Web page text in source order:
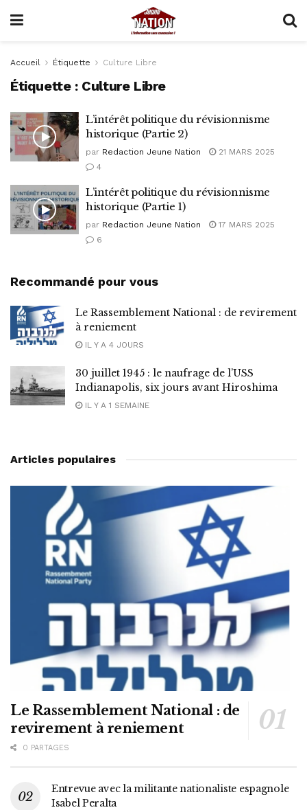
Accueil Étiquette Culture Libre
Étiquette : Culture Libre
L’intérêt politique du révisionnisme
historique (Partie 2)
par Redaction Jeune Nation
21 MARS 2025
4
L’intérêt politique du révisionnisme
historique (Partie 1)
par Redaction Jeune Nation
17 MARS 2025
6
Recommandé pour vous
Le Rassemblement National : de revirement
à reniement
IL Y A 4 JOURS
30 juillet 1945 : le naufrage de l’USS
Indianapolis, six jours avant Hiroshima
IL Y A 1 SEMAINE
Articles populaires
Le Rassemblement National : de
revirement à reniement
0 PARTAGES
Entrevue avec la militante nationaliste espagnole
Isabel Peralta